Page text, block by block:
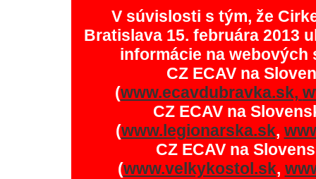
V súvislosti s tým, že
Bratislava 15. februára 2013
informácie na
CZ ECAV na
(www.ecavdubravka.sk,
CZ ECAV na
(www.legionarska.sk,
CZ ECAV na
(www.velkykostol.sk,